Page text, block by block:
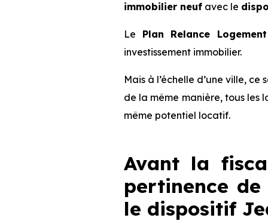
immobilier neuf avec le
Le Plan Relance
investissement immobilier.
Mais à l’échelle d’une ville,
de la même manière, tous les
même potentiel locatif.
Avant la
pertinence
le dispositif